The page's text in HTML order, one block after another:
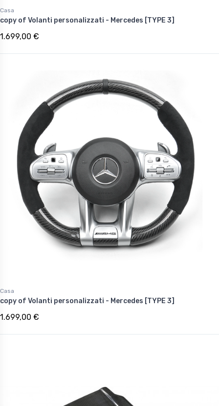
Casa
copy of Volanti personalizzati - Mercedes [TYPE 3]
1.699,00 €
Casa
copy of Volanti personalizzati - Mercedes [TYPE 3]
1.699,00 €